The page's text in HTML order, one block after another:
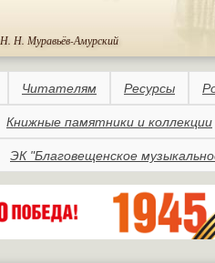
Н. Муравьёв-Амурский
Читателям Ресурсы
Книжные памятники и коллекции
ЭК "Благовещенское